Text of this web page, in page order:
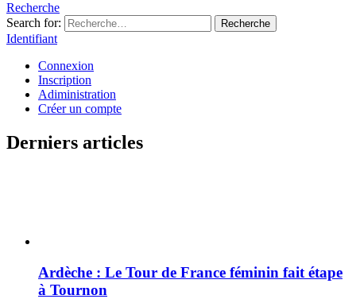
Recherche
Search for:
Recherche
Identifiant
Connexion
Inscription
Adiministration
Créer un compte
Derniers articles
Ardèche : Le Tour de France féminin fait étape
à Tournon